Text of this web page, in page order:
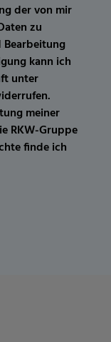
der von mir
zu
kann ich
unter
meiner
RKW-Gruppe
finde ich